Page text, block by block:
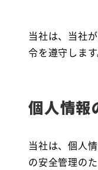
当社は、当社
令を遵守します
個人情報
当社は、個人
の安全管理の